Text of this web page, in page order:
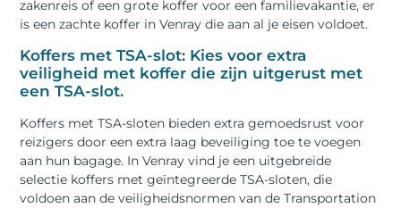
zakenreis of een grote koffer voor een familievakantie, er
is een zachte koffer in Venray die aan al je eisen voldoet.
Koffers met TSA-slot: Kies voor extra
veiligheid met koffer die zijn uitgerust met
een TSA-slot.
Koffers met TSA-sloten bieden extra gemoedsrust voor
reizigers door een extra laag beveiliging toe te voegen
aan hun bagage. In Venray vind je een uitgebreide
selectie koffers met geïntegreerde TSA-sloten, die
voldoen aan de veiligheidsnormen van de Transportation